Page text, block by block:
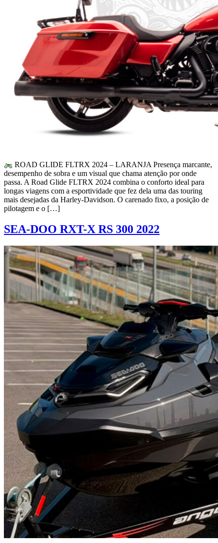
ROAD GLIDE FLTRX 2024 – LARANJA Presença marcante,
desempenho de sobra e um visual que chama atenção por onde
passa. A Road Glide FLTRX 2024 combina o conforto ideal para
longas viagens com a esportividade que fez dela uma das touring
mais desejadas da Harley-Davidson. O carenado fixo, a posição de
pilotagem e o […]
SEA-DOO RXT-X RS 300 2022